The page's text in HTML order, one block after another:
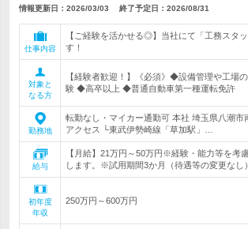
情報更新日：2026/03/03 終了予定日： 2026/08/31
仕事内容
【ご経験を活かせる◎】当社にて「工務スタ
す！
対象と
なる方
【経験者歓迎！】《必須》◆設備管理や工場
験 ◆高卒以上 ◆普通自動車第一種運転免許
勤務地
転勤なし・マイカー通勤可 本社 埼玉県八潮
アクセス └東武伊勢崎線「草加駅」…
給与
【月給】21万円～50万円※経験・能力等を考
します。※試用期間3か月（待遇等の変更なし）
初年度
年収
250万円～600万円